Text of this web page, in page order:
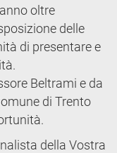
oltre
delle
di presentare e
Beltrami e da
di Trento
della Vostra